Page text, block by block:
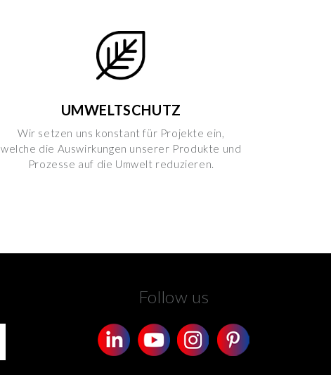
UMWELTSCHUTZ
Wir setzen uns konstant für Projekte ein,
welche die Auswirkungen unserer Produkte und
Prozesse auf die Umwelt reduzieren.
Follow us